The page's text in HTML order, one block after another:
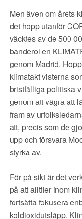
Men även om årets
det hopp utanför
väcktes av de 500
banderollen
genom Madrid.
klimataktivisterna
bristfälliga politiska
genom att vägra att
fram av
att, precis som de
upp och försvara
styrka av.
För på sikt är det
på att alltfler inom
fortsätta fokusera
koldioxidutsläpp.